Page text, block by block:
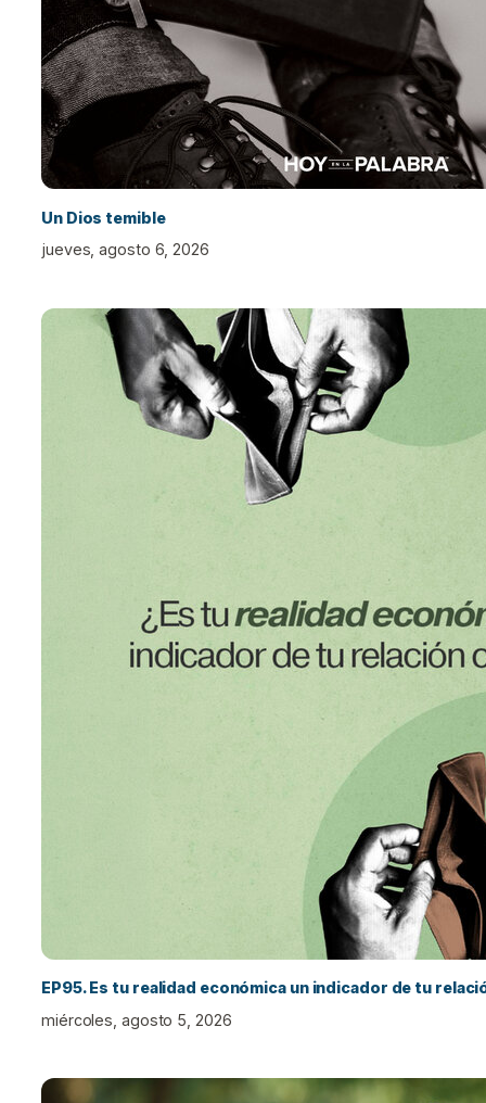
Un Dios temible
jueves, agosto 6, 2026
EP95. Es tu realidad económica un indicador de tu
miércoles, agosto 5, 2026